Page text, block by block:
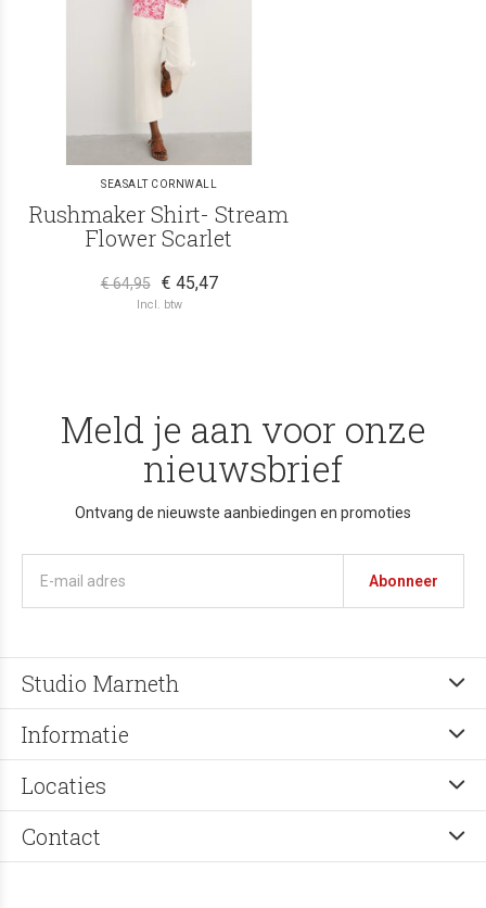
SEASALT CORNWALL
Rushmaker Shirt- Stream
Flower Scarlet
€ 64,95 € 45,47
Incl. btw
Meld je aan voor onze
nieuwsbrief
Ontvang de nieuwste aanbiedingen en promoties
Abonneer
Studio Marneth
Informatie
Locaties
Contact